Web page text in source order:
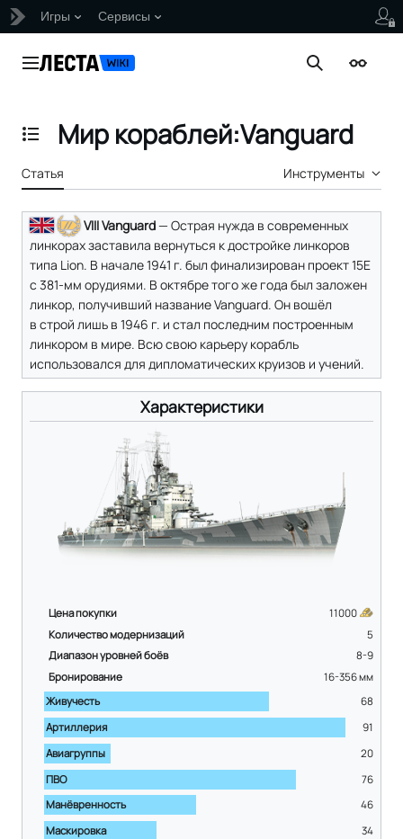
Игры Сервисы
Главное меню Поиск
Отобразить/Скрыть содержание
Мир кораблей:Vanguard
Статья Инструменты
VIII Vanguard— Острая нужда в современных
линкорах заставила вернуться к достройке линкоров
типа Lion. В начале 1941 г. был финализирован проект 15E
с 381-мм орудиями. В октябре того же года был заложен
линкор, получивший название Vanguard. Он вошёл
в строй лишь в 1946 г. и стал последним построенным
линкором в мире. Всю свою карьеру корабль
использовался для дипломатических круизов и учений.
Характеристики
Цена покупки
11000
Количество модернизаций
5
Диапазон уровней боёв
8-9
Бронирование
16-356мм
Живучесть
68
Артиллерия
91
Авиагруппы
20
ПВО
76
Манёвренность
46
Маскировка
34